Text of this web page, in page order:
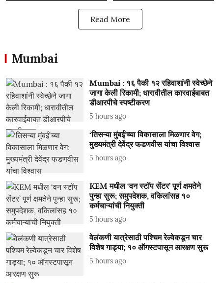
Read More
Mumbai
Mumbai : १६ पैकी १२ रहिवाशांनी स्वेच्छेने
जागा केली रिकामी; धारावीतील कारवाईबाबत
डीआरपीचे स्पष्टीकरण
5 hours ago
‘तिसऱ्या मुंबई’च्या विकासाला मिळणार वेग;
मुख्यमंत्री देवेंद्र फडणवीस यांचा विश्वास
5 hours ago
KEM मधील ‘वन स्टॉप सेंटर’ पूर्ण क्षमतेने
पुन्हा सुरू; समुपदेशक, वकिलांसह १०
कर्मचाऱ्यांची नियुक्ती
5 hours ago
वेलंकणी यात्रेसाठी पश्चिम रेल्वेकडून चार
विशेष गाड्या; १० ऑगस्टपासून आरक्षण सुरू
5 hours ago